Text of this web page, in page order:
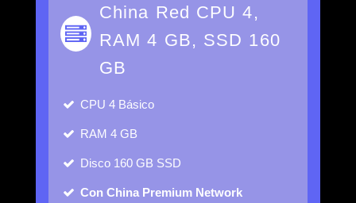
China Red CPU 4,
RAM 4 GB, SSD 160
GB
CPU 4 Básico
RAM 4 GB
Disco 160 GB SSD
Con China Premium Network